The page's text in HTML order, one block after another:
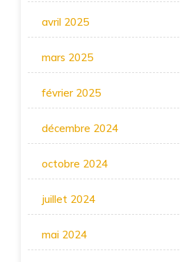
avril 2025
mars 2025
février 2025
décembre 2024
octobre 2024
juillet 2024
mai 2024